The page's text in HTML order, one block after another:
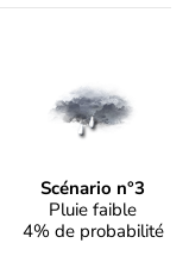
Scénario n°3
Pluie faible
4% de probabilité